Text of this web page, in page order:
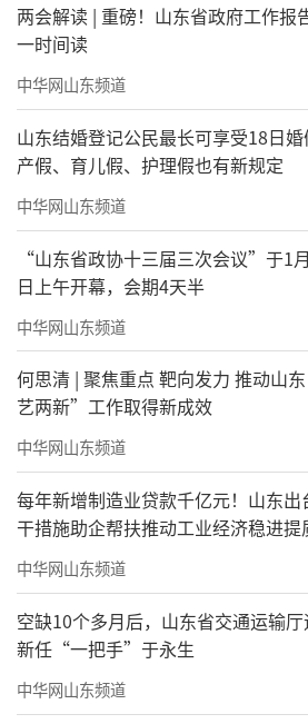
2月18日正月初二，泰安
崔刚带队前往各临床、后勤
问“舍小家、为大家”的值
上新春祝福与关怀。慰问过
展安全生产检查，详细了解
作运行情况，重点核查医疗
守落实等核心环节。他表示
两会解读 | 重磅！山东省政府工作报
一时间读
中华网山东频道
山东结婚登记公民最长可享受18日婚
产假、育儿假、护理假也有新规定
中华网山东频道
“山东省政协十三届三次会议”于1
日上午开幕，会期4天半
中华网山东频道
何思清 | 聚焦重点 靶向发力 推动山
艺两新”工作取得新成效
中华网山东频道
每年新增制造业贷款千亿元！山东出
干措施助企帮扶推动工业经济稳进提
中华网山东频道
空缺10个多月后，山东省交通运输
新任“一把手”于永生
中华网山东频道